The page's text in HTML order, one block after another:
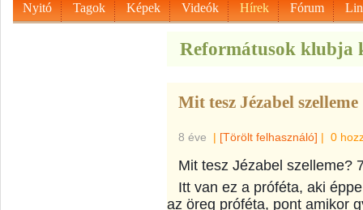
Nyitó Tagok Képek Videók Hírek Fórum
Reformátusok klubja
Mit tesz Jézabel
8 éve | [Törölt felhasználó] | 0
Mit tesz Jézabel szelleme?
Itt van ez a próféta, aki
az öreg próféta, pont amikor